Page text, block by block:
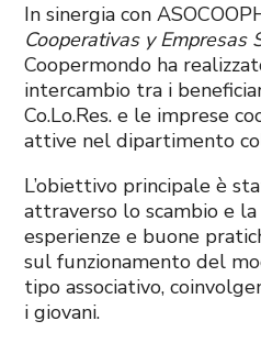
In sinergia con
Cooperativas y Empresas
Coopermondo ha
intercambio tra i
Co.Lo.Res. e le imprese
attive nel dipartimento
L’obiettivo principale è
attraverso lo scambio e
esperienze e buone
sul funzionamento del
tipo associativo,
i giovani.